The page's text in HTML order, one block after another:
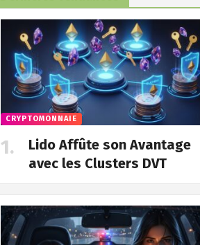
CRYPTOMONNAIE
Lido Affûte son Avantage
avec les Clusters DVT